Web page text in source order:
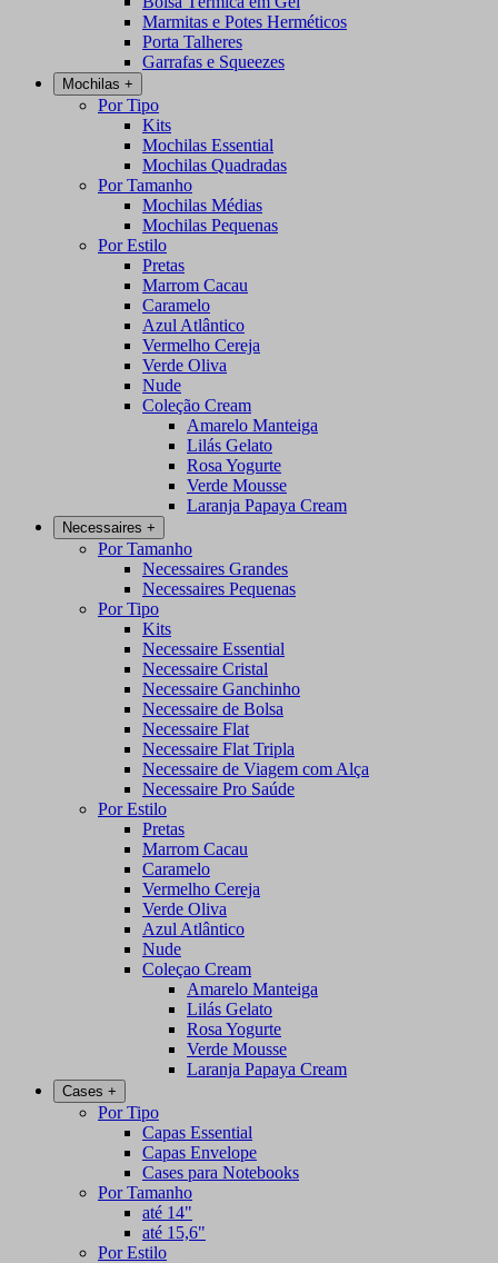
Marmitas e Potes Herméticos
Porta Talheres
Garrafas e Squeezes
Mochilas +
Por Tipo
Kits
Mochilas Essential
Mochilas Quadradas
Por Tamanho
Mochilas Médias
Mochilas Pequenas
Por Estilo
Pretas
Marrom Cacau
Caramelo
Azul Atlântico
Vermelho Cereja
Verde Oliva
Nude
Coleção Cream
Amarelo Manteiga
Lilás Gelato
Rosa Yogurte
Verde Mousse
Laranja Papaya Cream
Necessaires +
Por Tamanho
Necessaires Grandes
Necessaires Pequenas
Por Tipo
Kits
Necessaire Essential
Necessaire Cristal
Necessaire Ganchinho
Necessaire de Bolsa
Necessaire Flat
Necessaire Flat Tripla
Necessaire de Viagem com Alça
Necessaire Pro Saúde
Por Estilo
Pretas
Marrom Cacau
Caramelo
Vermelho Cereja
Verde Oliva
Azul Atlântico
Nude
Coleçao Cream
Amarelo Manteiga
Lilás Gelato
Rosa Yogurte
Verde Mousse
Laranja Papaya Cream
Cases +
Por Tipo
Capas Essential
Capas Envelope
Cases para Notebooks
Por Tamanho
até 14"
até 15,6"
Por Estilo